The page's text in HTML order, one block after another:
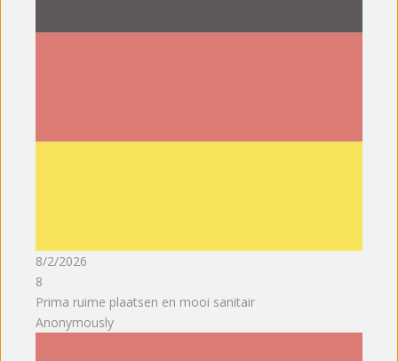
8/2/2026
8
Prima ruime plaatsen en mooi sanitair
Anonymously